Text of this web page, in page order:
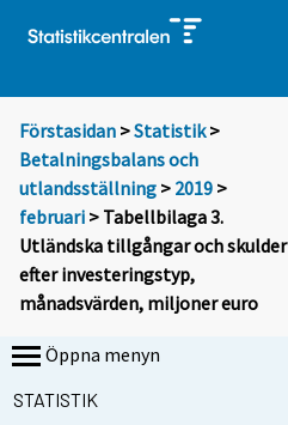
Förstasidan >Statistik >
Betalningsbalans och
utlandsställning > 2019 >
februari > Tabellbilaga 3.
Utländska tillgångar och skulder
efter investeringstyp,
månadsvärden, miljoner euro
Öppna menyn
STATISTIK